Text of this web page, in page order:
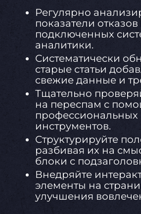
Регулярно
показатели отказов
подключенных
аналитики.
Систематически
старые статьи
свежие данные и
Тщательно
на переспам с
профессиональных
инструментов.
Структурируйте
разбивая их на
блоки с
Внедряйте
элементы на
улучшения